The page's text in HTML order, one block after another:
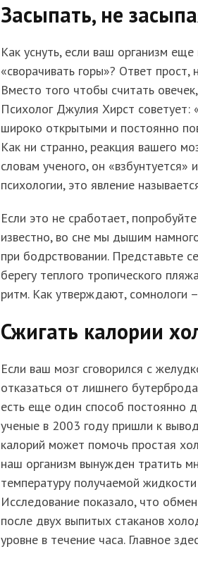
Засыпать, не
Как уснуть, если ваш организм
«сворачивать горы»? Ответ
Вместо того чтобы считать
Психолог Джулия Хирст советует:
широко открытыми и постоянно
Как ни странно, реакция вашего
словам ученого, он «взбунтуется»
психологии, это явление
Если это не сработает,
известно, во сне мы дышим
при бодрствовании. Представьте
берегу теплого тропического
ритм. Как утверждают, сомнологи
Сжигать калории
Если ваш мозг сговорился с
отказаться от лишнего
есть еще один способ постоянно
ученые в 2003 году пришли к
калорий может помочь простая
наш организм вынужден тратить
температуру получаемой
Исследование показало, что
после двух выпитых стаканов
уровне в течение часа. Главное